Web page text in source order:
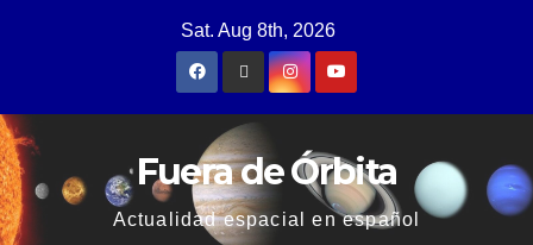
Sat. Aug 8th, 2026
Fuera de Órbita
Actualidad espacial en español